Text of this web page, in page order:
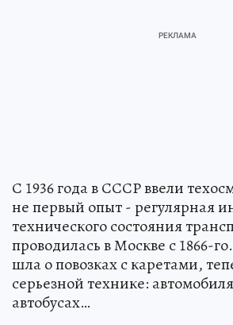
С 1936 года в СССР ввели
не первый опыт - регулярная
технического состояния
проводилась в Москве с 1866-
шла о повозках с каретами,
серьезной технике:
автобусах…